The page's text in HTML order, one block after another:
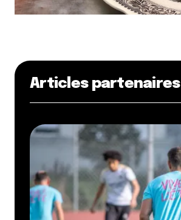
Articles partenaires